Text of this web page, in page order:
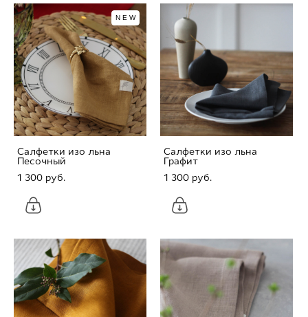
NEW
Салфетки изо льна
Песочный
1 300 pуб.
Салфетки изо льна
Графит
1 300 pуб.